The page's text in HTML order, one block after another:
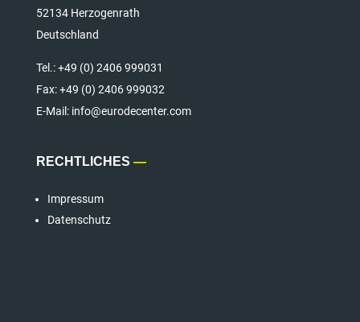
52134 Herzogenrath
Deutschland
Tel.:+49 (0) 2406 999031
Fax:+49 (0) 2406 999032
E-Mail: info@eurodecenter.com
RECHTLICHES —
Impressum
Datenschutz